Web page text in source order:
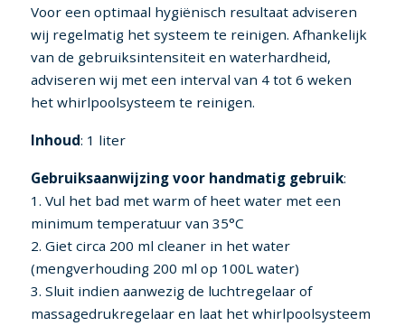
Voor een optimaal hygiënisch resultaat adviseren
wij regelmatig het systeem te reinigen. Afhankelijk
van de gebruiksintensiteit en waterhardheid,
adviseren wij met een interval van 4 tot 6 weken
het whirlpoolsysteem te reinigen.
Inhoud: 1 liter
Gebruiksaanwijzing voor handmatig gebruik:
1. Vul het bad met warm of heet water met een
minimum temperatuur van 35°C
2. Giet circa 200 ml cleaner in het water
(mengverhouding 200 ml op 100L water)
3. Sluit indien aanwezig de luchtregelaar of
massagedrukregelaar en laat het whirlpoolsysteem